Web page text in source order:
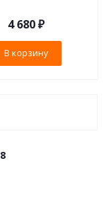
4 680₽
В корзину
8